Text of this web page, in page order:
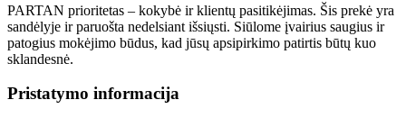
PARTAN prioritetas – kokybė ir klientų pasitikėjimas. Šis prekė yra
sandėlyje ir paruošta nedelsiant išsiųsti. Siūlome įvairius saugius ir
patogius mokėjimo būdus, kad jūsų apsipirkimo patirtis būtų kuo
sklandesnė.
Pristatymo informacija